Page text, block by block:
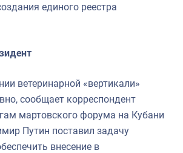
единого реестра
ветеринарной «вертикали»
сообщает корреспондент
мартовского форума на Кубани
Путин поставил задачу
внесение в